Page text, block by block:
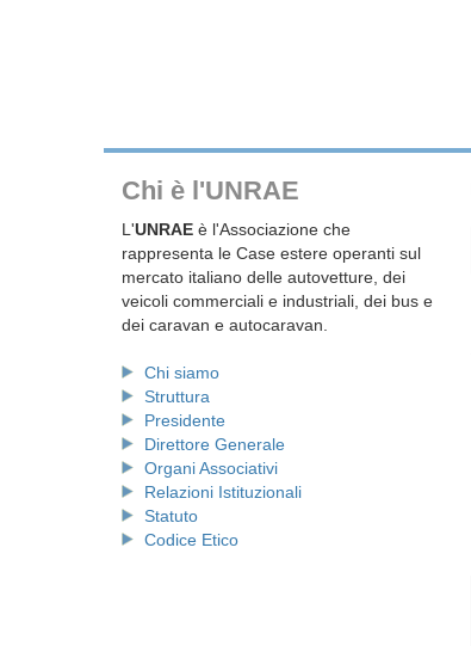
Chi è l'UNRAE
L'UNRAE è l'Associazione che
rappresenta le Case estere operanti sul
mercato italiano delle autovetture, dei
veicoli commerciali e industriali, dei bus e
dei caravan e autocaravan.
Chi siamo
Struttura
Presidente
Direttore Generale
Organi Associativi
Relazioni Istituzionali
Statuto
Codice Etico